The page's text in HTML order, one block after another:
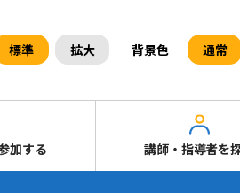
標準 拡大 背景色 通常
加する 講師・指導者を